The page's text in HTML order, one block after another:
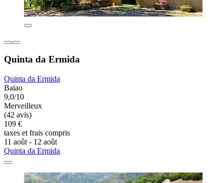
Quinta da Ermida
Quinta da Ermida
Baiao
9,0/10
Merveilleux
(42 avis)
109 €
taxes et frais compris
11 août - 12 août
Quinta da Ermida